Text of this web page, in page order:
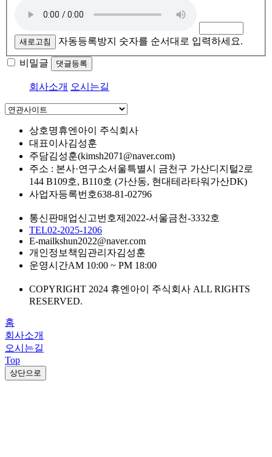
새로고침 자동등록방지 숫자를 순서대로 입력하세요.
비밀글 댓글등록
회사소개 오시는길
상호명휴엔아이 주식회사
대표이사김성훈
주담김성훈(kimsh2071@naver.com)
주소 : 본사·연구소서울특별시 금천구 가산디지털2로
144 B109호, B110호 (가산동, 현대테라타워가산DK)
사업자등록번호638-81-02796
통신판매업신고번호제2022-서울금천-3332호
TEL02-2025-1206
E-mailkshun2022@naver.com
개인정보책임관리자김성훈
운영시간AM 10:00 ~ PM 18:00
COPYRIGHT 2024 휴엔아이 주식회사 ALL RIGHTS
RESERVED.
홈
회사소개
오시는길
Top
상단으로